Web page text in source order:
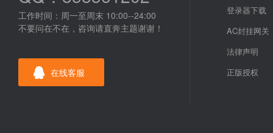
工作时间：周一至周末 10:00--24:00
不要问在不在，咨询请直奔主题谢谢！
在线客服
登录器下载
AC封挂网关
法律声明
正版授权